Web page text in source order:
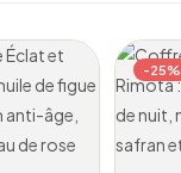
-25%